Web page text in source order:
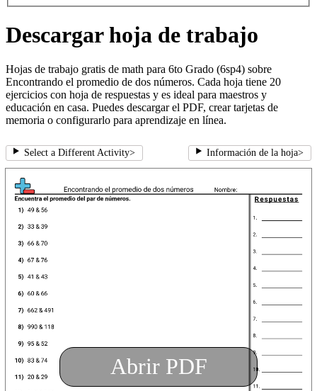
Descargar hoja de trabajo
Hojas de trabajo gratis de math para 6to Grado (6sp4) sobre
Encontrando el promedio de dos números. Cada hoja tiene 20
ejercicios con hoja de respuestas y es ideal para maestros y
educación en casa. Puedes descargar el PDF, crear tarjetas de
memoria o configurarlo para aprendizaje en línea.
Select a Different Activity> Información de la hoja>
Abrir PDF